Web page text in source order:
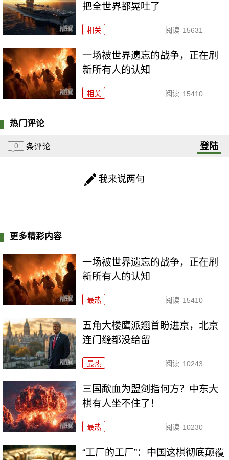
把全世界都晃吐了
相关 阅读 15631
一场被世界遗忘的战争，正在刷
新所有人的认知
相关 阅读 15410
热门评论
0 条评论 登陆
我来说两句
更多精彩内容
一场被世界遗忘的战争，正在刷
新所有人的认知
最热 阅读 15410
五角大楼鹰派翘首盼进京，北京
连门缝都没给留
最热 阅读 10243
三国歃血为盟剑指何方？中东大
棋有人坐不住了！
最热 阅读 10230
“工厂的工厂”：中国这棋彻底颠覆